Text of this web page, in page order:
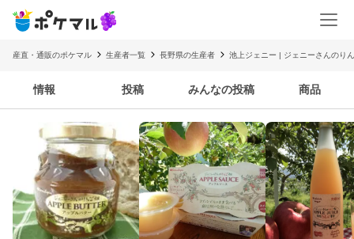
産直・通販のポケマル 生産者一覧 長野県の生産者 池上ジェニー | ジェニーさんのり
情報 投稿 みんなの投稿 商品